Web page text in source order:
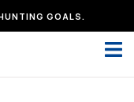
GOALS.